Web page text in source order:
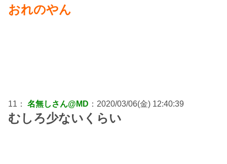
おれのやん
11： 名無しさん@MD ：2020/03/06(金) 12:40:39
むしろ少ないくらい